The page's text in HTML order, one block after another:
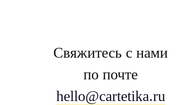
Свяжитесь с нами
по почте
hello@cartetika.ru